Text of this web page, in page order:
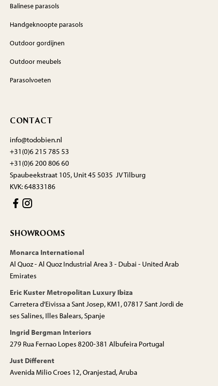
Balinese parasols
Handgeknoopte parasols
Outdoor gordijnen
Outdoor meubels
Parasolvoeten
CONTACT
info@todobien.nl
+31(0)6 215 785 53
+31(0)6 200 806 60
Spaubeekstraat 105, Unit 45 5035 JV Tilburg
KVK: 64833186
SHOWROOMS
Monarca International
Al Quoz - Al Quoz Industrial Area 3 - Dubai - United Arab
Emirates
Eric Kuster Metropolitan Luxury Ibiza
Carretera d’Eivissa a Sant Josep, KM1, 07817 Sant Jordi de
ses Salines, Illes Balears, Spanje
Ingrid Bergman Interiors
279 Rua Fernao Lopes 8200-381 Albufeira Portugal
Just Different
Avenida Milio Croes 12, Oranjestad, Aruba